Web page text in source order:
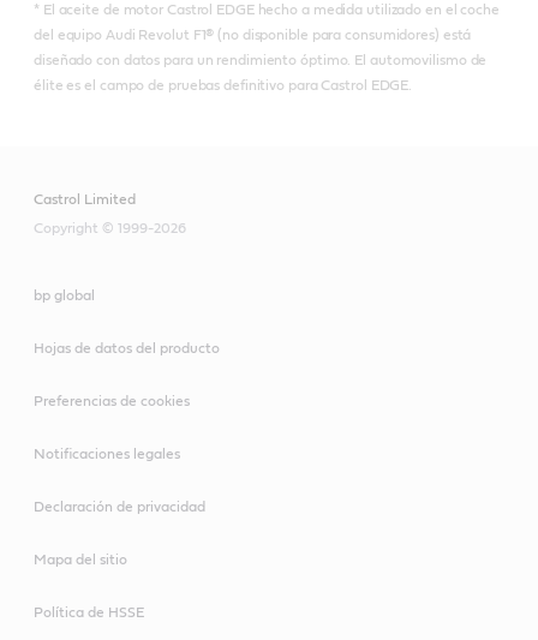
* El aceite de motor Castrol EDGE hecho a medida utilizado en el coche
del equipo Audi Revolut F1® (no disponible para consumidores) está
diseñado con datos para un rendimiento óptimo. El automovilismo de
élite es el campo de pruebas definitivo para Castrol EDGE.
Castrol Limited
Copyright © 1999-2026
bp global
Hojas de datos del producto
Preferencias de cookies
Notificaciones legales
Declaración de privacidad
Mapa del sitio
Política de HSSE